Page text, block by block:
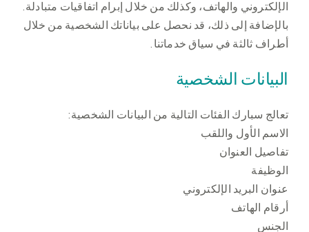
الإلكتروني والهاتف، وكذلك من خلال إبرام اتفاقيات متبادلة.
بالإضافة إلى ذلك، قد نحصل على بياناتك الشخصية من خلال
أطراف ثالثة في سياق خدماتنا.
البيانات الشخصية
تعالج سبارك الفئات التالية من البيانات الشخصية:
الاسم الأول واللقب
تفاصيل العنوان
الوظيفة
عنوان البريد الإلكتروني
أرقام الهاتف
الجنس